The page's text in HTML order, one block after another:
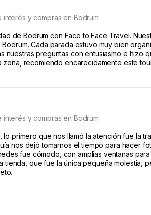
y compras en Bodrum
de Bodrum con Face to Face Travel.
Cada parada estuvo muy bien
nuestras preguntas con entusiasmo e hizo
recomiendo encarecidamente este
y compras en Bodrum
primero que nos llamó la atención fue la
nos dejó tomarnos el tiempo para hacer
fue cómodo, con amplias ventanas
tienda, que fue la única pequeña molestia,